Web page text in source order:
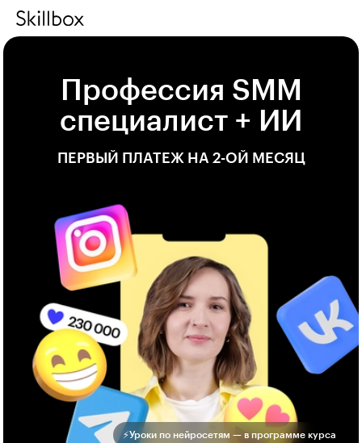
Профессия SMM
специалист + ИИ
ПЕРВЫЙ ПЛАТЕЖ НА 2-ОЙ МЕСЯЦ
⚡️Уроки по нейросетям — в программе курса